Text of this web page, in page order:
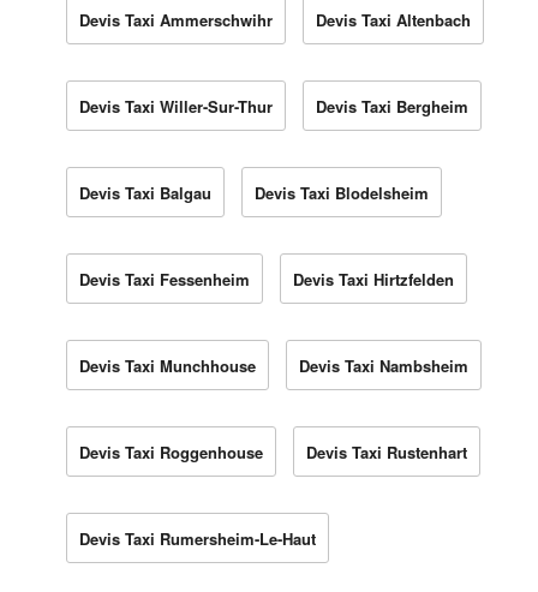
Devis Taxi Ammerschwihr Devis Taxi Altenbach
Devis Taxi Willer-Sur-Thur Devis Taxi Bergheim
Devis Taxi Balgau Devis Taxi Blodelsheim
Devis Taxi Fessenheim Devis Taxi Hirtzfelden
Devis Taxi Munchhouse Devis Taxi Nambsheim
Devis Taxi Roggenhouse Devis Taxi Rustenhart
Devis Taxi Rumersheim-Le-Haut